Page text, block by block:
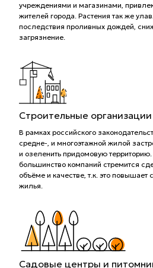
учреждениями и магазинами,
жителей города. Растения так же
последствия проливных дождей,
загрязнение.
Строительные организации
В рамках российского
средне-, и многоэтажной жилой
и озеленить придомовую
большинство компаний стремится
объёме и качестве, т.к. это повышает
жилья.
Садовые центры и